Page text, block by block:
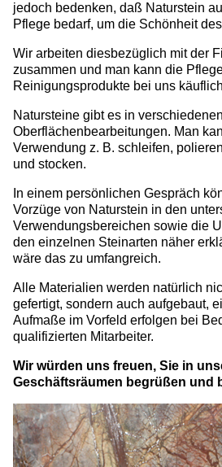
jedoch bedenken, daß Naturstein
Pflege bedarf, um die Schönheit
Wir arbeiten diesbezüglich mit der
zusammen und man kann die
Reinigungsprodukte bei uns
Natursteine gibt es in verschiedenen
Oberflächenbearbeitungen. Man
Verwendung z. B. schleifen,
und stocken.
In einem persönlichen Gespräch
Vorzüge von Naturstein in den
Verwendungsbereichen sowie die
den einzelnen Steinarten näher
wäre das zu umfangreich.
Alle Materialien werden natürlich
gefertigt, sondern auch aufgebaut,
Aufmaße im Vorfeld erfolgen bei
qualifizierten Mitarbeiter.
Wir würden uns freuen, Sie in
Geschäftsräumen begrüßen und